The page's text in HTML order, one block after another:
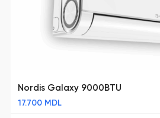
Nordis Galaxy 9000BTU
17.700 MDL